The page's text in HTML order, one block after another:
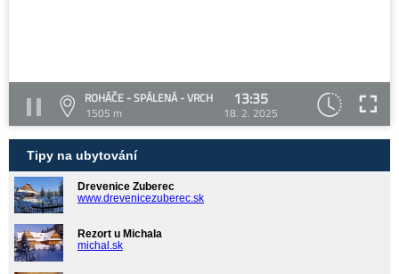
ROHÁČE - SPÁLENÁ - VRCH
1505 m
13:35
18. 2. 2025
Tipy na ubytování
Drevenice Zuberec
www.drevenicezuberec.sk
Rezort u Michala
michal.sk